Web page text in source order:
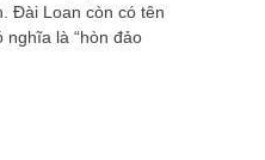
Đài Loan còn có tên
nghĩa là “hòn đảo